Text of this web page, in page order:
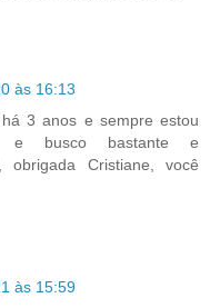
às 16:13
3 anos e sempre estou
e busco bastante e
obrigada Cristiane, você
às 15:59